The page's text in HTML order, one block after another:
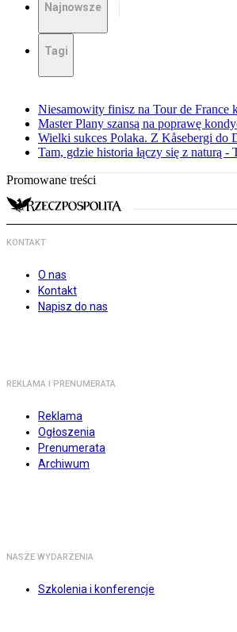
Najnowsze
Tagi
Niesamowity finisz na Tour de France
Master Plany szansą na poprawę
Wielki sukces Polaka. Z Kåsebergi do
Tam, gdzie historia łączy się z naturą
Promowane treści
KONTAKT
O nas
Kontakt
Napisz do nas
REKLAMA I PRENUMERATA
Reklama
Ogłoszenia
Prenumerata
Archiwum
NASZE WYDARZENIA
Szkolenia i konferencje